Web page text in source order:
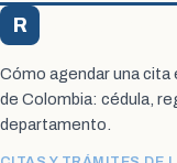
R
Cómo agendar una cita
de Colombia: cédula,
departamento.